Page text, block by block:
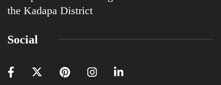
the Kadapa District
Social